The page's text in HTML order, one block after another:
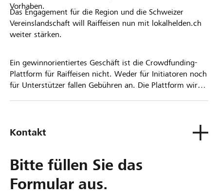
Vorhaben.
Das Engagement für die Region und die Schweizer
Vereinslandschaft will Raiffeisen nun mit lokalhelden.ch
weiter stärken.
Ein gewinnorientiertes Geschäft ist die Crowdfunding-
Plattform für Raiffeisen nicht. Weder für Initiatoren noch
für Unterstützer fallen Gebühren an. Die Plattform wird
Kontakt
Bitte füllen Sie das
Formular aus.